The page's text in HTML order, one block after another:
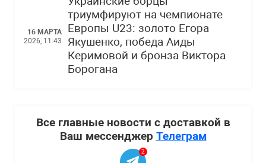
16 МАРТА
2026, 11:43
триумфируют на чемпионате
Европы U23: золото Егора
Якушенко, победа Аиды
Керимовой и бронза Виктора
Борогана
Все главные новости с доставкой в
Ваш мессенджер Телеграм
2